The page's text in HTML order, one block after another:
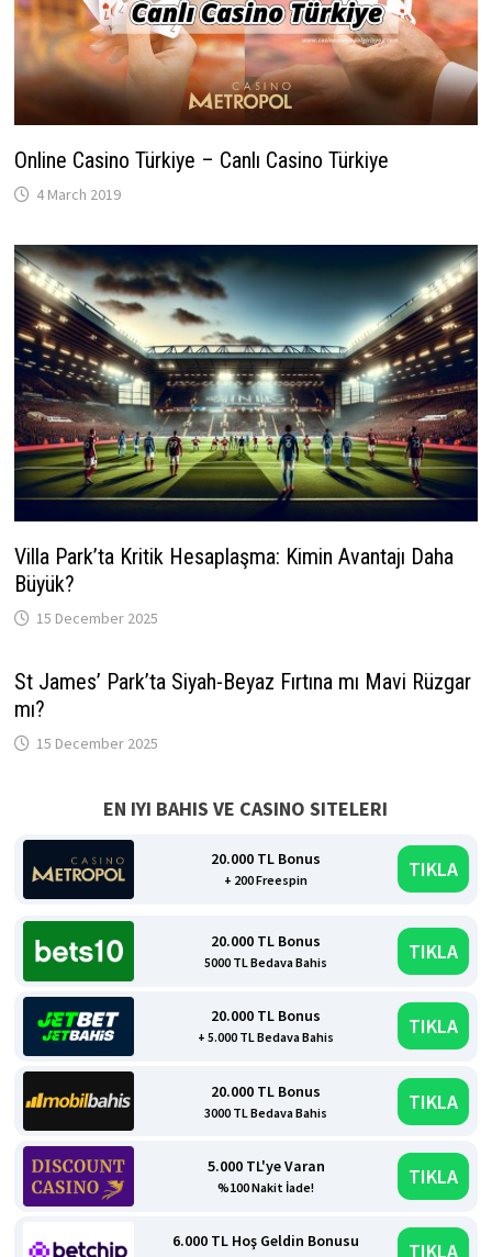
Online Casino Türkiye – Canlı Casino Türkiye
4 March 2019
Villa Park’ta Kritik Hesaplaşma: Kimin Avantajı Daha
Büyük?
15 December 2025
St James’ Park’ta Siyah-Beyaz Fırtına mı Mavi Rüzgar
mı?
15 December 2025
EN IYI BAHIS VE CASINO SITELERI
20.000 TL Bonus
+ 200 Freespin TIKLA
20.000 TL Bonus
5000 TL Bedava Bahis TIKLA
20.000 TL Bonus
+ 5.000 TL Bedava Bahis TIKLA
20.000 TL Bonus
3000 TL Bedava Bahis TIKLA
5.000 TL'ye Varan
%100 Nakit İade! TIKLA
6.000 TL Hoş Geldin Bonusu TIKLA